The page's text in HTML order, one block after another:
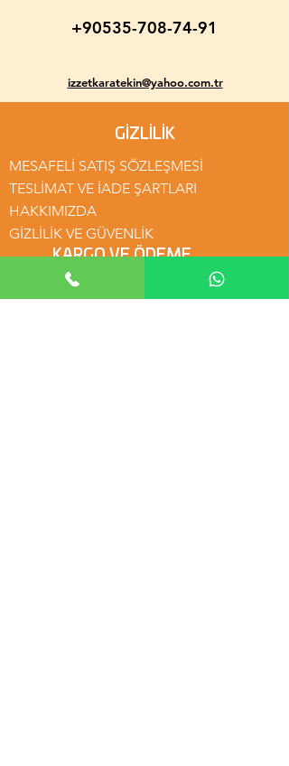
+90535-708-74-91
izzetkaratekin@yahoo.com.tr
GİZLİLİK
MESAFELİ SATIŞ SÖZLEŞMESİ
TESLİMAT VE İADE ŞARTLARI
HAKKIMIZDA
GİZLİLİK VE GÜVENLİK
KARGO VE ÖDEME